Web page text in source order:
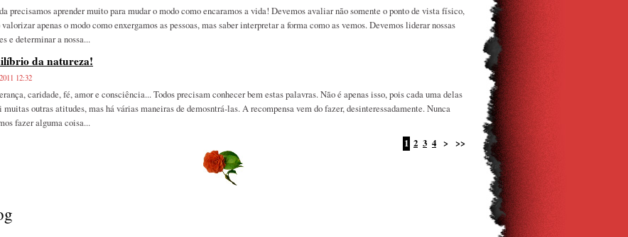
precisamos aprender muito para mudar o modo como encaramos a vida! Devemos avaliar não somente o ponto de vista físico,
valorizar apenas o modo como enxergamos as pessoas, mas saber interpretar a forma como as vemos. Devemos liderar nossas
e determinar a nossa...
da natureza!
12:32
caridade, fé, amor e consciência... Todos precisam conhecer bem estas palavras. Não é apenas isso, pois cada uma delas
outras atitudes, mas há várias maneiras de demosntrá-las. A recompensa vem do fazer, desinteressadamente. Nunca
fazer alguma coisa...
1 2 3 4 > >>